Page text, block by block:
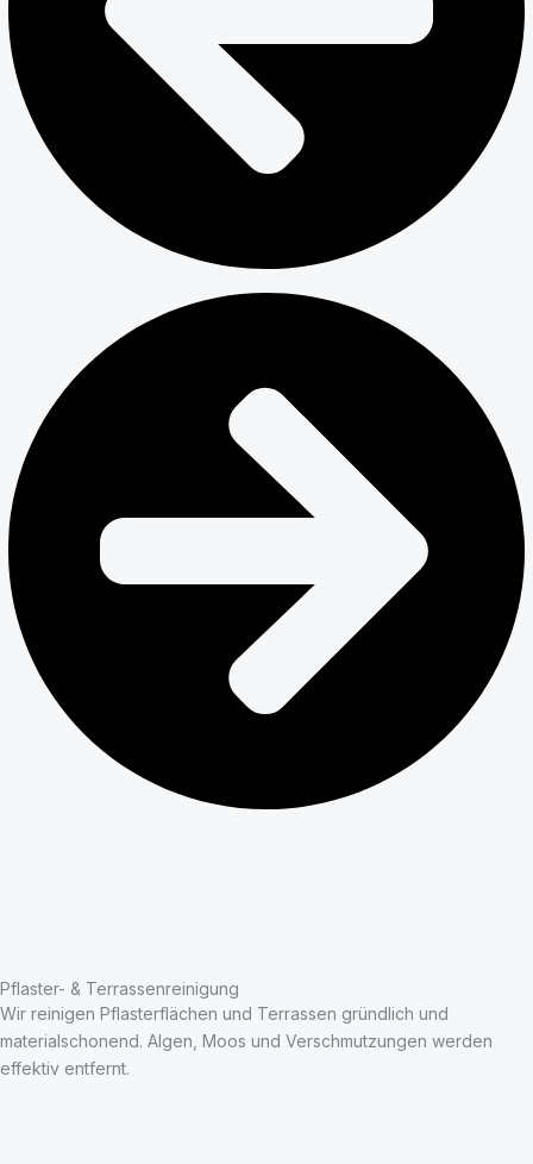
Pflaster- & Terrassenreinigung
Wir reinigen Pflasterflächen und Terrassen gründlich und
materialschonend. Algen, Moos und Verschmutzungen werden
effektiv entfernt.